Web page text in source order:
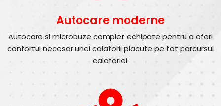
Autocare moderne
Autocare si microbuze complet echipate pentru a oferi
confortul necesar unei calatorii placute pe tot parcursul
calatoriei.